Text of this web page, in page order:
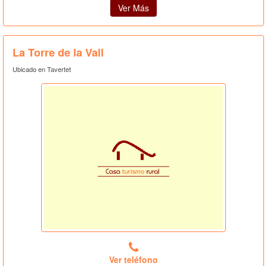
Ver Más
La Torre de la Vall
Ubicado en Tavertet
Ver teléfono